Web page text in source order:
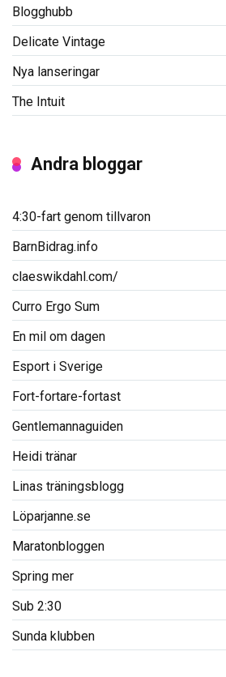
Blogghubb
Delicate Vintage
Nya lanseringar
The Intuit
Andra bloggar
4:30-fart genom tillvaron
BarnBidrag.info
claeswikdahl.com/
Curro Ergo Sum
En mil om dagen
Esport i Sverige
Fort-fortare-fortast
Gentlemannaguiden
Heidi tränar
Linas träningsblogg
Löparjanne.se
Maratonbloggen
Spring mer
Sub 2:30
Sunda klubben